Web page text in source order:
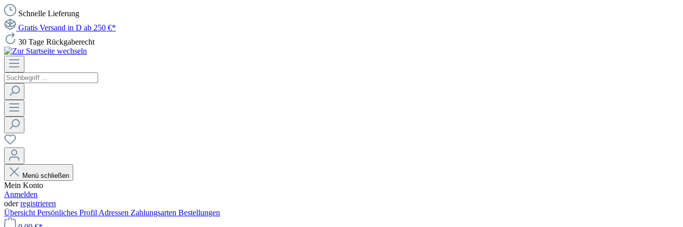
Schnelle Lieferung
Gratis Versand in D ab 250 €*
30 Tage Rückgaberecht
Menü schließen
Mein Konto
Anmelden
oderregistrieren
Übersicht Persönliches Profil Adressen Zahlungsarten Bestellungen